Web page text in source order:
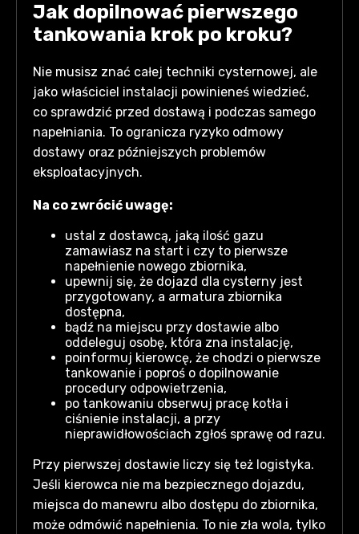
Jak dopilnować pierwszego
tankowania krok po kroku?
Nie musisz znać całej techniki cysternowej, ale
jako właściciel instalacji powinieneś wiedzieć,
co sprawdzić przed dostawą i podczas samego
napełniania. To ogranicza ryzyko odmowy
dostawy oraz późniejszych problemów
eksploatacyjnych.
Na co zwrócić uwagę:
ustal z dostawcą, jaką ilość gazu
zamawiasz na start i czy to pierwsze
napełnienie nowego zbiornika,
upewnij się, że dojazd dla cysterny jest
przygotowany, a armatura zbiornika
dostępna,
bądź na miejscu przy dostawie albo
oddeleguj osobę, która zna instalację,
poinformuj kierowcę, że chodzi o pierwsze
tankowanie i poproś o dopilnowanie
procedury odpowietrzenia,
po tankowaniu obserwuj pracę kotła i
ciśnienie instalacji, a przy
nieprawidłowościach zgłoś sprawę od razu.
Przy pierwszej dostawie liczy się też logistyka.
Jeśli kierowca nie ma bezpiecznego dojazdu,
miejsca do manewru albo dostępu do zbiornika,
może odmówić napełnienia. To nie zła wola, tylko